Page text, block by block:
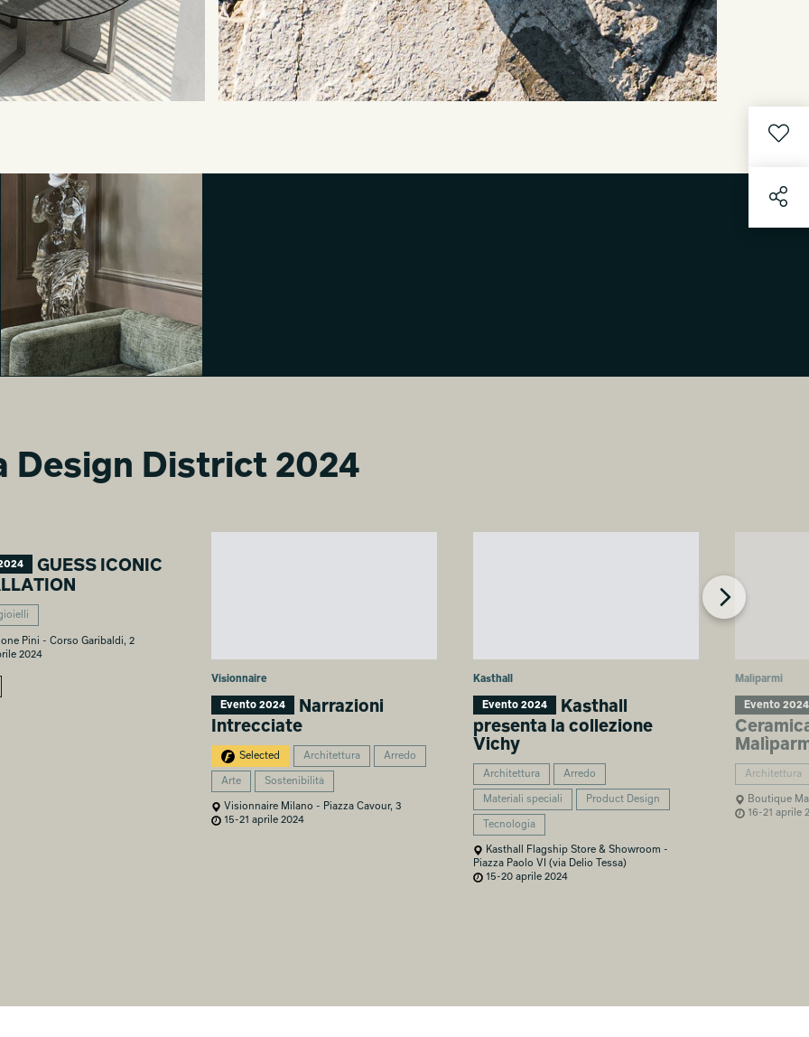
Silvia Bersani
Design District 2024
GUESS ICONIC
Pini - Corso Garibaldi, 2
2024
Visionnaire
Evento 2024
Narrazioni
Intrecciate
Selected Architettura Arredo
Arte Sostenibilità
Visionnaire Milano - Piazza Cavour, 3
15-21 aprile 2024
Kasthall
Evento 2024
Kasthall
presenta la collezione
Vichy
Architettura Arredo
Materiali speciali Product Design
Tecnologia
Kasthall Flagship Store & Showroom -
Piazza Paolo VI (via Delio Tessa)
15-20 aprile 2024
Malìparmi
Evento 2024
Architettura
Boutique
16-21 aprile